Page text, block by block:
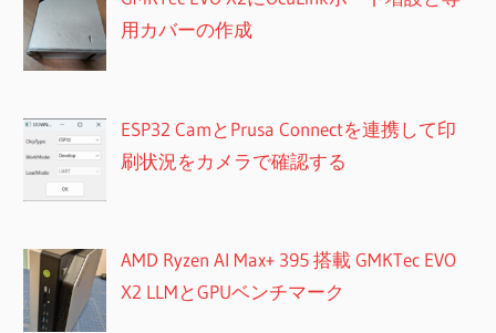
用カバーの作成
ESP32 CamとPrusa Connectを連携して印
刷状況をカメラで確認する
AMD Ryzen AI Max+ 395 搭載 GMKTec EVO
X2 LLMとGPUベンチマーク